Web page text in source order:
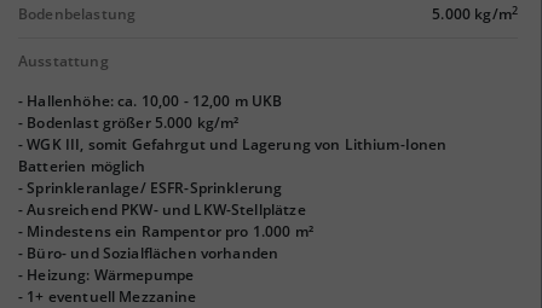
Bodenbelastung 5.000 kg/m2
Ausstattung
- Hallenhöhe: ca. 10,00 - 12,00 m UKB
- Bodenlast größer 5.000 kg/m²
- WGK III, somit Gefahrgut und Lagerung von Lithium-Ionen
Batterien möglich
- Sprinkleranlage/ ESFR-Sprinklerung
- Ausreichend PKW- und LKW-Stellplätze
- Mindestens ein Rampentor pro 1.000 m²
- Büro- und Sozialflächen vorhanden
- Heizung: Wärmepumpe
- 1+ eventuell Mezzanine